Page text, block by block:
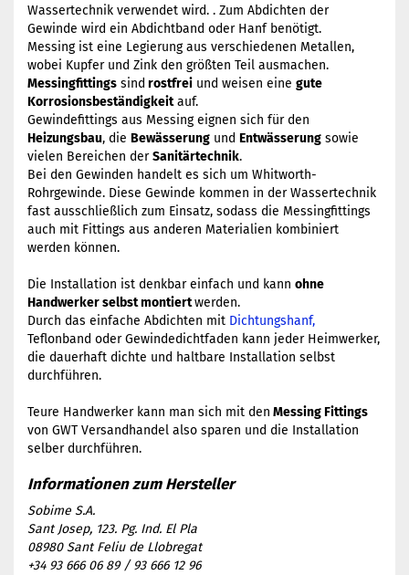
Wassertechnik verwendet wird. . Zum Abdichten der
Gewinde wird ein Abdichtband oder Hanf benötigt.
Messing ist eine Legierung aus verschiedenen Metallen,
wobei Kupfer und Zink den größten Teil ausmachen.
Messingfittings sind rostfrei und weisen eine gute
Korrosionsbeständigkeitauf.
Gewindefittings aus Messing eignen sich für den
Heizungsbau, die Bewässerung und Entwässerung sowie
vielen Bereichen derSanitärtechnik.
Bei den Gewinden handelt es sich um Whitworth-
Rohrgewinde. Diese Gewinde kommen in der Wassertechnik
fast ausschließlich zum Einsatz, sodass die Messingfittings
auch mit Fittings aus anderen Materialien kombiniert
werden können.
Die Installation ist denkbar einfach und kann ohne
Handwerker selbst montiertwerden.
Durch das einfache Abdichten mit Dichtungshanf,
Teflonband oder Gewindedichtfaden kann jeder Heimwerker,
die dauerhaft dichte und haltbare Installation selbst
durchführen.
​Teure Handwerker kann man sich mit den Messing Fittings
von GWT Versandhandel also sparen und die Installation
selber durchführen.
Sobime S.A.
Sant Josep, 123. Pg. Ind. El Pla
08980 Sant Feliu de Llobregat
+34 93 666 06 89 / 93 666 12 96